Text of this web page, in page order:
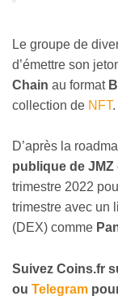
Le groupe de
d’émettre son
Chain au format
collection de NFT.
D’après la
publique de JMZ
trimestre 2022
trimestre avec un
(DEX) comme
Suivez Coins.fr
ou Telegram